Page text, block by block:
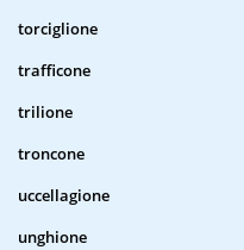
torciglione
trafficone
trilione
troncone
uccellagione
unghione